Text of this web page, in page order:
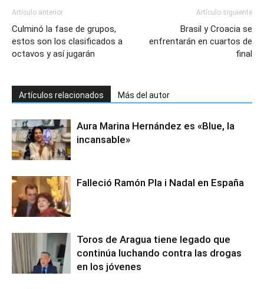
Artículo anterior
Culminó la fase de grupos,
estos son los clasificados a
octavos y así jugarán
Artículo siguiente
Brasil y Croacia se
enfrentarán en cuartos de
final
Artículos relacionados Más del autor
Aura Marina Hernández es «Blue, la
incansable»
Falleció Ramón Pla i Nadal en España
Toros de Aragua tiene legado que
continúa luchando contra las drogas
en los jóvenes